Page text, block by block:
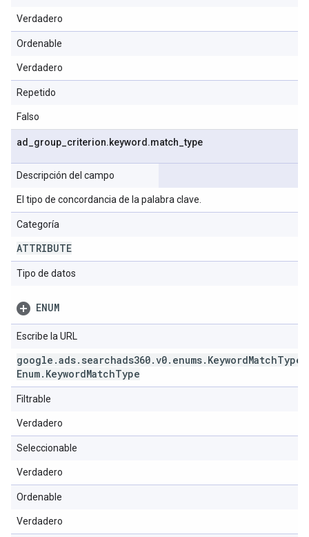
Verdadero
Ordenable
Verdadero
Repetido
Falso
ad group criterion.keyword .match _type
Descripción del campo
El tipo de concordancia de la palabra clave.
Categoría
ATTRIBUTE
Tipo de datos
ENUM
Escribe la URL
google .ads. searchads360.v0. enums. KeywordMatchType
Enum. KeywordMatchType
Filtrable
Verdadero
Seleccionable
Verdadero
Ordenable
Verdadero